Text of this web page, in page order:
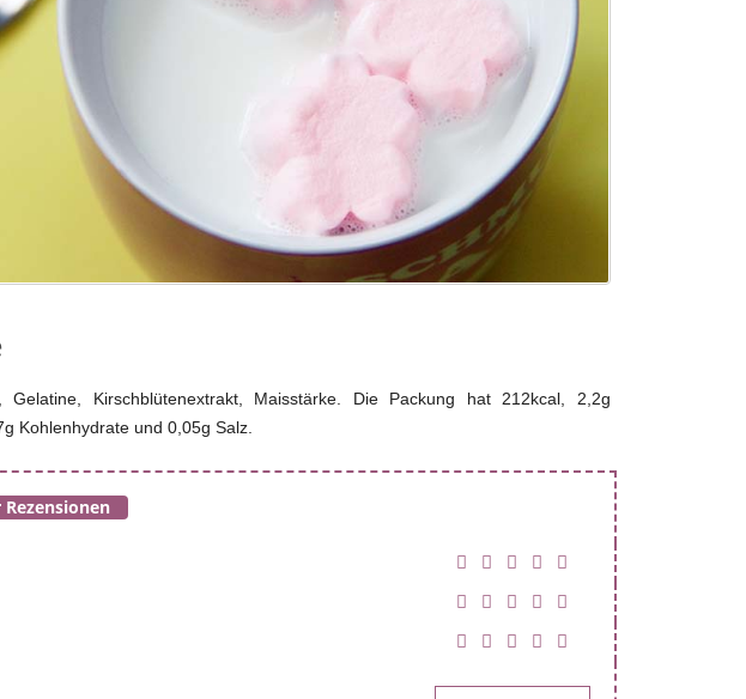
Gelatine, Kirschblütenextrakt, Maisstärke. Die Packung hat 212kcal, 2,2g
Kohlenhydrate und 0,05g Salz.